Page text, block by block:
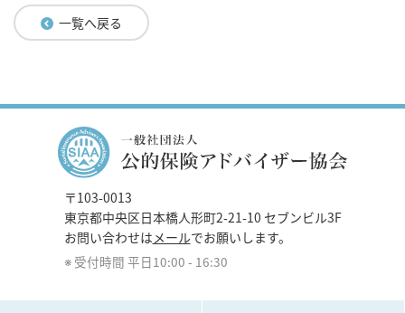
一覧へ戻る
〒103-0013
東京都中央区日本橋人形町2-21-10 セブンビル3F
お問い合わせは メールでお願いします。
受付時間 平日10:00 - 16:30